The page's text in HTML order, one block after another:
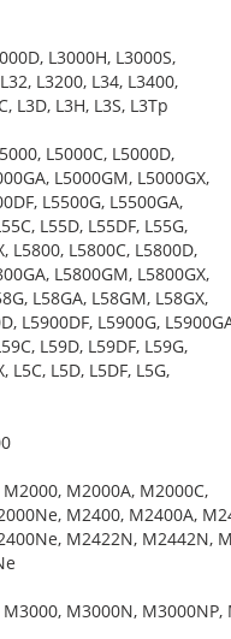
L3000H, L3000S,
L3200, L34, L3400,
L3D, L3H, L3S, L3Tp
L5000C, L5000D,
L5000GM, L5000GX,
L5500G, L5500GA,
L55D, L55DF, L55G,
L5800, L5800C, L5800D,
L5800GM, L5800GX,
L58GA, L58GM, L58GX,
L5900DF, L5900G,
L59D, L59DF, L59G,
L5C, L5D, L5DF, L5G,
M2000, M2000A, M2000C,
M2400, M2400A,
M2422N, M2442N,
M3000, M3000N, M3000NP,